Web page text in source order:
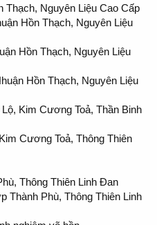
Thạch, Nguyên Liệu Cao Cấp
Hồn Thạch, Nguyên Liệu
Hồn Thạch, Nguyên Liệu
Hồn Thạch, Nguyên Liệu
Kim Cương Toả, Thần Binh
Cương Toả, Thông Thiên
Thông Thiên Linh Đan
Thành Phù, Thông Thiên Linh